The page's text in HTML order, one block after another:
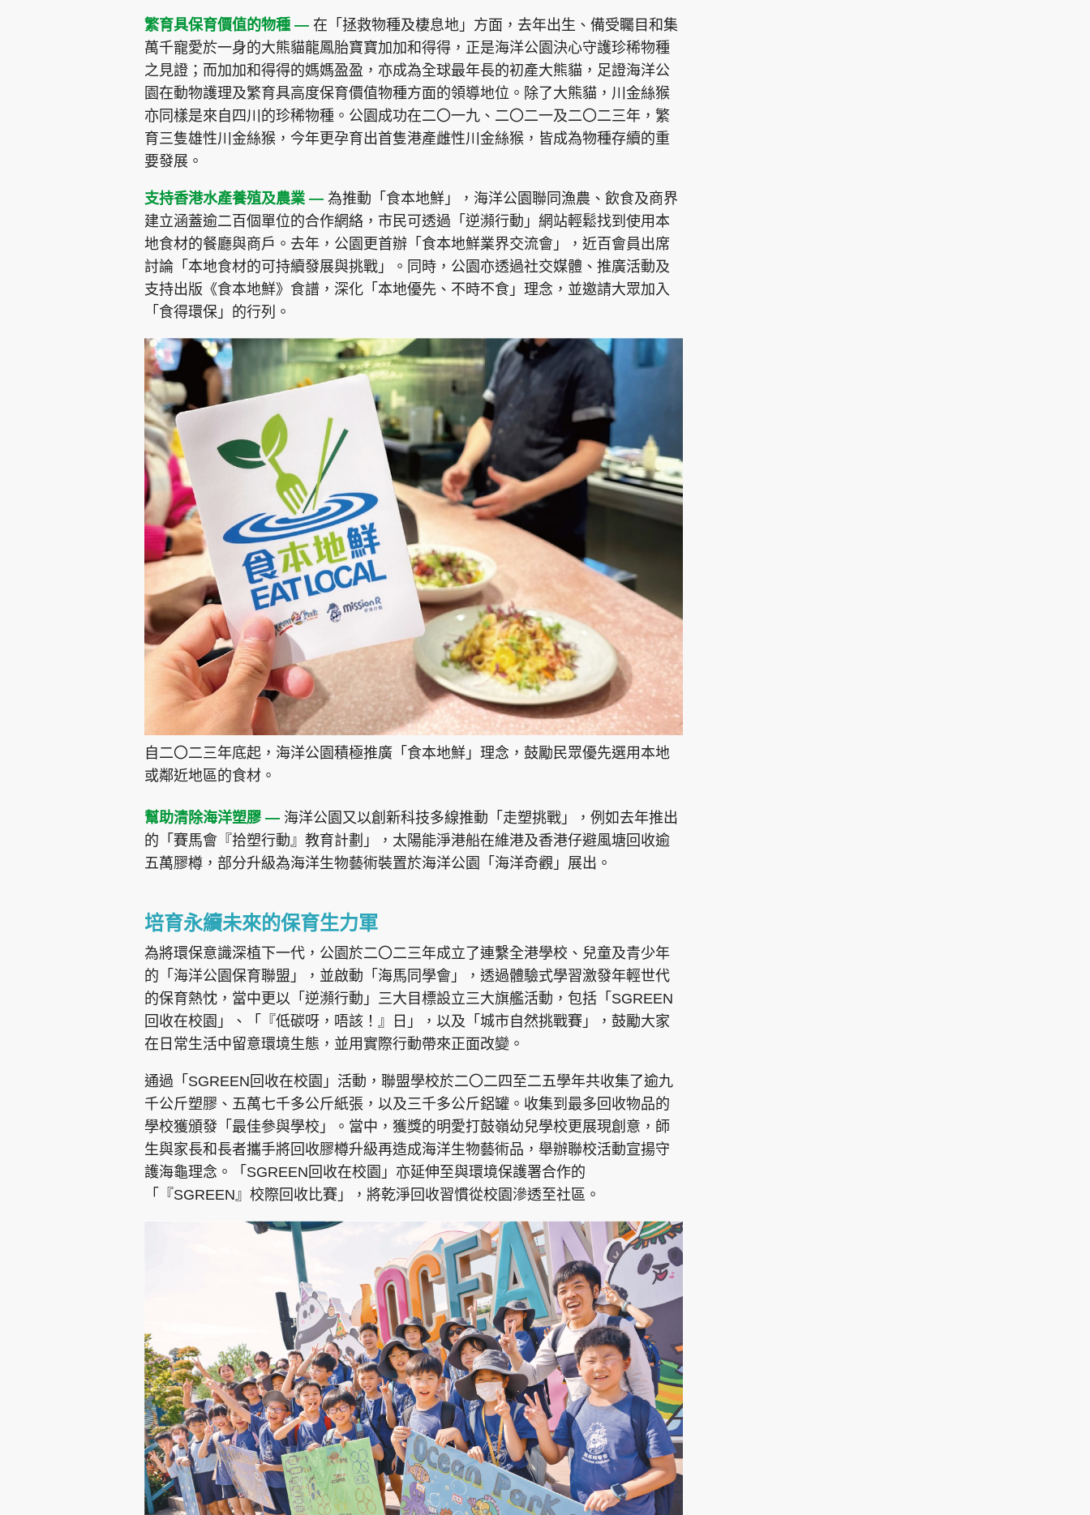
繁育具保育價值的物種 — 在「拯救物種及棲息地」方面，去年出生、備受矚目和集
萬千寵愛於一身的大熊貓龍鳳胎寶寶加加和得得，正是海洋公園決心守護珍稀物種
之見證；而加加和得得的媽媽盈盈，亦成為全球最年長的初產大熊貓，足證海洋公
園在動物護理及繁育具高度保育價值物種方面的領導地位。除了大熊貓，川金絲猴
亦同樣是來自四川的珍稀物種。公園成功在二〇一九、二〇二一及二〇二三年，繁
育三隻雄性川金絲猴，今年更孕育出首隻港產雌性川金絲猴，皆成為物種存續的重
要發展。
支持香港水產養殖及農業 — 為推動「食本地鮮」，海洋公園聯同漁農、飲食及商界
建立涵蓋逾二百個單位的合作網絡，市民可透過「逆瀕行動」網站輕鬆找到使用本
地食材的餐廳與商戶。去年，公園更首辦「食本地鮮業界交流會」，近百會員出席
討論「本地食材的可持續發展與挑戰」。同時，公園亦透過社交媒體、推廣活動及
支持出版《食本地鮮》食譜，深化「本地優先、不時不食」理念，並邀請大眾加入
「食得環保」的行列。
自二〇二三年底起，海洋公園積極推廣「食本地鮮」理念，鼓勵民眾優先選用本地
或鄰近地區的食材。
幫助清除海洋塑膠 — 海洋公園又以創新科技多線推動「走塑挑戰」，例如去年推出
的「賽馬會『拾塑行動』教育計劃」，太陽能淨港船在維港及香港仔避風塘回收逾
五萬膠樽，部分升級為海洋生物藝術裝置於海洋公園「海洋奇觀」展出。
培育永續未來的保育生力軍
為將環保意識深植下一代，公園於二〇二三年成立了連繫全港學校、兒童及青少年
的「海洋公園保育聯盟」，並啟動「海馬同學會」，透過體驗式學習激發年輕世代
的保育熱忱，當中更以「逆瀕行動」三大目標設立三大旗艦活動，包括「SGREEN
回收在校園」、「『低碳呀，唔該！』日」，以及「城市自然挑戰賽」，鼓勵大家
在日常生活中留意環境生態，並用實際行動帶來正面改變。
通過「SGREEN回收在校園」活動，聯盟學校於二〇二四至二五學年共收集了逾九
千公斤塑膠、五萬七千多公斤紙張，以及三千多公斤鋁罐。收集到最多回收物品的
學校獲頒發「最佳參與學校」。當中，獲獎的明愛打鼓嶺幼兒學校更展現創意，師
生與家長和長者攜手將回收膠樽升級再造成海洋生物藝術品，舉辦聯校活動宣揚守
護海龜理念。「SGREEN回收在校園」亦延伸至與環境保護署合作的
「『SGREEN』校際回收比賽」，將乾淨回收習慣從校園滲透至社區。